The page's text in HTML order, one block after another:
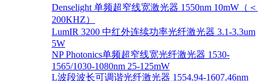
Denselight 单频超窄线宽激光器 1550nm 10mW（＜
200KHZ）
LumIR 3200 中红外连续功率光纤激光器 3.1-3.3um
5W
NP Photonics单频超窄线宽光纤激光器 1530-
1565/1030-1080nm 25-125mW
L波段波长可调谐光纤激光器 1554.94-1607.46nm